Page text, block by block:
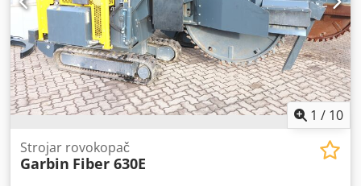
1 / 10
Strojar rovokopač
Garbin Fiber 630E